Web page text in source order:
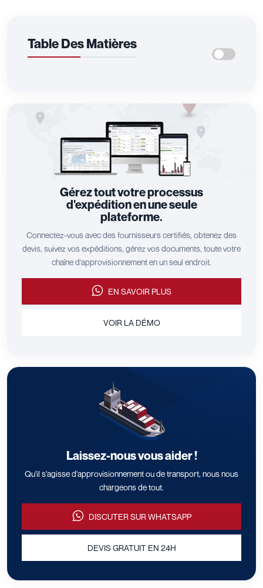
Table Des Matières
Gérez tout votre processus
d'expédition en une seule
plateforme.
Connectez-vous avec des fournisseurs certifiés, obtenez des
devis, suivez vos expéditions, gérez vos documents, toute votre
chaîne d'approvisionnement en un seul endroit.
EN SAVOIR PLUS
VOIR LA DÉMO
Laissez-nous vous aider !
Qu'il s'agisse d'approvisionnement ou de transport, nous nous
chargeons de tout.
DISCUTER SUR WHATSAPP
DEVIS GRATUIT EN 24H